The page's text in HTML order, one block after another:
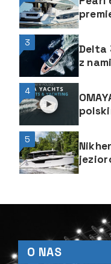
3
Delta
z nami
4
5
O NAS